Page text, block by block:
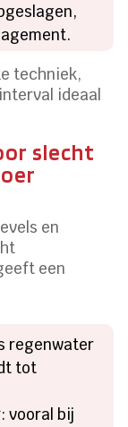
techniek,
ideaal
slecht
en
een
regenwater
tot
: vooral bij